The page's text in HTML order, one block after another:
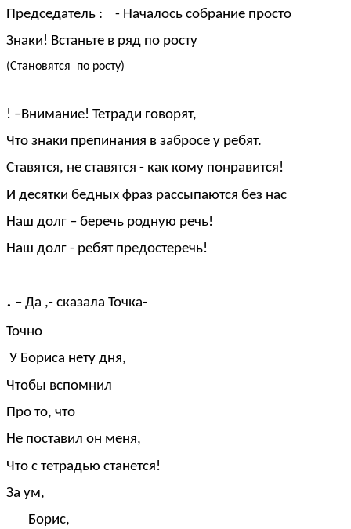
Председатель : - Началось собрание просто
Знаки! Встаньте в ряд по росту
(Становятся по росту)
! –Внимание! Тетради говорят,
Что знаки препинания в забросе у ребят.
Ставятся, не ставятся - как кому понравится!
И десятки бедных фраз рассыпаются без нас
Наш долг – беречь родную речь!
Наш долг - ребят предостеречь!
. – Да ,- сказала Точка-
Точно
У Бориса нету дня,
Чтобы вспомнил
Про то, что
Не поставил он меня,
Что с тетрадью станется!
За ум,
Борис,